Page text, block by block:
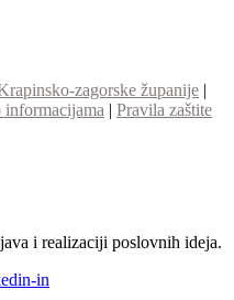
zagorske županije |
informacijama | Pravila zaštite
i realizaciji poslovnih ideja.
in